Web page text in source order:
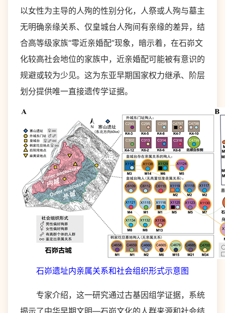
以女性为主导的人殉的性别分化，人祭或人殉与墓主
无明确亲缘关系、仅皇城台人殉间有亲缘的差异，结
合高等级家族“零近亲婚配”现象，暗示着，在石峁文
化较高社会地位的家族中，近亲婚配可能被有意识的
规避或较为少见。这为东亚早期国家权力继承、阶层
划分提供唯一直接遗传学证据。
石峁遗址内亲属关系和社会组织形式示意图
专家介绍，这一研究通过古基因组学证据，系统
揭示了中华早期文明—石峁文化的人群来源和社会结